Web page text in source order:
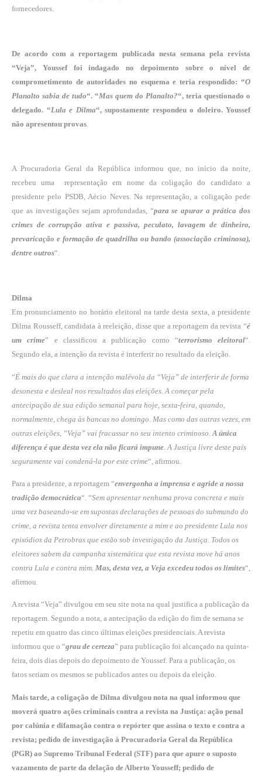
fornecedores.
De acordo com a reportagem publicada nesta semana pela revista
“Veja”, Youssef foi indagado no depoimento sobre o nível de
comprometimento de autoridades no esquema e teria respondido: “O
Planalto sabia de tudo“. “Mas quem do Planalto?“, teria questionado o
delegado. “Lula e Dilma“, supostamente respondeu o doleiro. Youssef
não apresentou provas
A Procuradoria Geral da República informou que, no início da noite,
recebeu uma representação em nome da coligação do candidato a
presidente pelo PSDB, Aécio Neves. Na representação, a coligação pede
que as investigações sejam aprofundadas, “para se apurar a prática dos
crimes de corrupção ativa e passiva, peculato, lavagem de dinheiro,
prevaricação e formação de quadrilha ou bando (associação criminosa),
dentre outros“.
Dilma
Em pronunciamento no horário eleitoral na tarde desta sexta, a presidente
Dilma Rousseff, candidata à reeleição, disse que a reportagem da revista “é
um crime” e classificou a publicação como “terrorismo eleitoral“.
Segundo ela, a intenção da revista é interferir no resultado da eleição.
“É mais do que clara a intenção malévola da “Veja” de interferir de forma
desonesta e desleal nos resultados das eleições. A começar pela
antecipação de sua edição semanal para hoje, sexta-feira, quando,
normalmente, chega às bancas no domingo. Mas como das outras vezes, em
outras eleições, “Veja” vai fracassar no seu intento criminoso. A única
diferença é que desta vez ela não ficará impune . A Justiça livre deste país
seguramente vai condená-la por este crime“, afirmou.
Para a presidente, a reportagem “envergonha a imprensa e agride a nossa
tradição democrática“. “Sem apresentar nenhuma prova concreta e mais
uma vez baseando-se em supostas declarações de pessoas do submundo do
crime, a revista tenta envolver diretamente a mim e ao presidente Lula nos
episódios da Petrobras que estão sob investigação da Justiça. Todos os
eleitores sabem da campanha sistemática que esta revista move há anos
contra Lula e contra mim. Mas, desta vez, a Veja excedeu todos os limites“,
afirmou.
A revista “Veja” divulgou em seu site nota na qual justifica a publicação da
reportagem. Segundo a nota, a antecipação da edição do fim de semana se
repetiu em quatro das cinco últimas eleições presidenciais. A revista
informou que o “grau de certeza” para publicação foi alcançado na quinta-
feira, dois dias depois do depoimento de Youssef. Para a publicação, os
fatos seriam os mesmos se publicados antes ou depois da eleição.
Mais tarde, a coligação de Dilma divulgou nota na qual informou que
moverá quatro ações criminais contra a revista na Justiça: ação penal
por calúnia e difamação contra o repórter que assina o texto e contra a
revista; pedido de investigação à Procuradoria Geral da República
(PGR) ao Supremo Tribunal Federal (STF) para que apure o suposto
vazamento de parte da delação de Alberto Yousseff; pedido de